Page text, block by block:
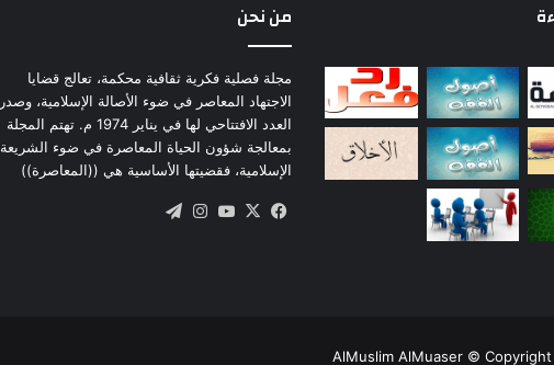
ه
ي
من نحن
مجلة فصلية فكرية ثقافية محكمة، تعالج قضايا
الاجتهاد المعاصر في ضوء الأصالة الإسلامية، وصدر
العدد الافتتاحي لها في يناير 1974 م. تهتم المجلة
بمعالجة شؤون الحياة المعاصرة في ضوء الشريعة
الإسلامية، فقضيتها الأساسية هي ((المعاصرة))
فيسبوك
‫X
‫YouTube
انستقرام
AlMuslim AlMuaser ©